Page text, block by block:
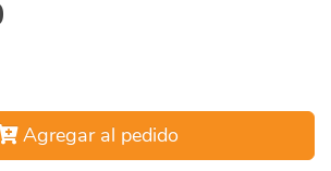
Agregar al pedido